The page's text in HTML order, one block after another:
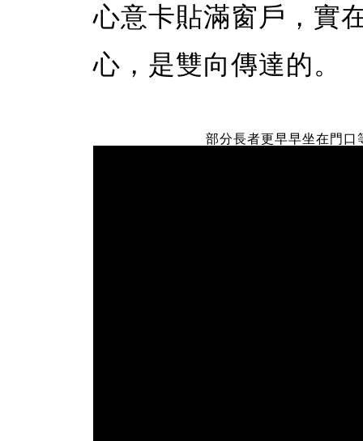
心意卡貼滿窗戶，實
心，是雙向傳達的。
部分長者更早早坐在門